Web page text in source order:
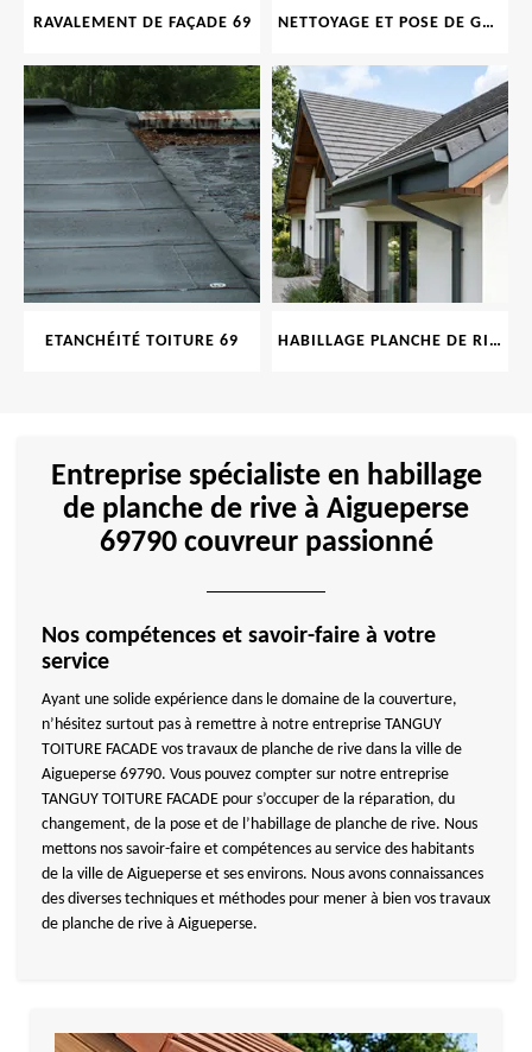
RAVALEMENT DE FAÇADE 69 NETTOYAGE ET POSE DE GOUTTIÈRE 69
ETANCHÉITÉ TOITURE 69 HABILLAGE PLANCHE DE RIVE 69
Entreprise spécialiste en habillage
de planche de rive à Aigueperse
69790 couvreur passionné
Nos compétences et savoir-faire à votre
service
Ayant une solide expérience dans le domaine de la couverture,
n’hésitez surtout pas à remettre à notre entreprise TANGUY
TOITURE FACADE vos travaux de planche de rive dans la ville de
Aigueperse 69790. Vous pouvez compter sur notre entreprise
TANGUY TOITURE FACADE pour s’occuper de la réparation, du
changement, de la pose et de l’habillage de planche de rive. Nous
mettons nos savoir-faire et compétences au service des habitants
de la ville de Aigueperse et ses environs. Nous avons connaissances
des diverses techniques et méthodes pour mener à bien vos travaux
de planche de rive à Aigueperse.